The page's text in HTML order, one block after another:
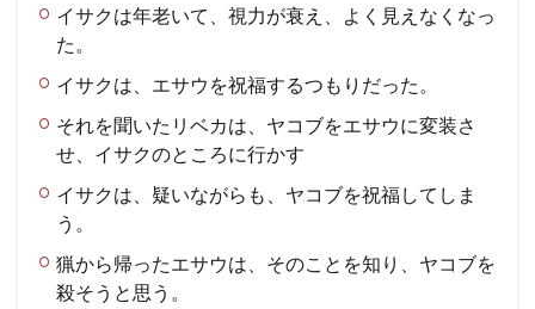
イサクは年老いて、視力が衰え、よく見えなくなっ
た。
イサクは、エサウを祝福するつもりだった。
それを聞いたリベカは、ヤコブをエサウに変装さ
せ、イサクのところに行かす
イサクは、疑いながらも、ヤコブを祝福してしま
う。
猟から帰ったエサウは、そのことを知り、ヤコブを
殺そうと思う。
アハズ
知恵の木の実 奴隷 アビヤ
天国
悔いた心
エルサレム
聖餐 励ます 罪
神
聖書
摂理 権威 偶像礼拝
知る
祈り
預言 レハブアム
ダビデ
ソロモン サウル一族
アドニヤ
シェバの女王
遺言
人口調査